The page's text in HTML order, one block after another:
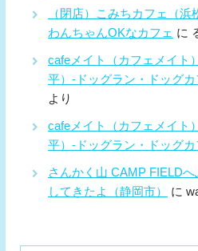
（閉店）こみちカフェ（
わんちゃんOKなカフェ に
cafeメイト（カフェメイト
平）-ドッグラン・ドッグカ
より
cafeメイト（カフェメイト
平）-ドッグラン・ドッグカ
さんかく山 CAMP FIELD
してきたよ（静岡市）
に